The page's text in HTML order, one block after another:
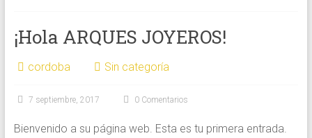
¡Hola ARQUES JOYEROS!
cordoba Sin categoría
7 septiembre, 2017 0 Comentarios
Bienvenido a su página web. Esta es tu primera entrada.